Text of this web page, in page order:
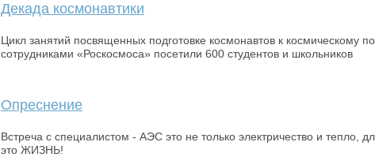
Декада космонавтики
Цикл занятий посвященных подготовке космонавтов к космическому
сотрудниками «Роскосмоса» посетили 600 студентов и школьников
Опреснение
Встреча с специалистом - АЭС это не только электричество и тепло,
это ЖИЗНЬ!